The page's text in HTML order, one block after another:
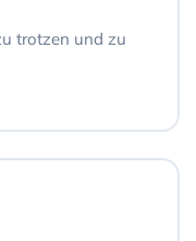
trotzen und zu